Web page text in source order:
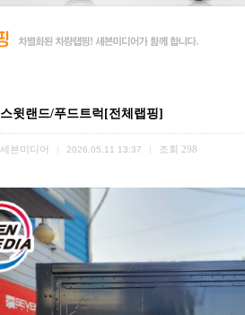
스윗랜드/푸드트럭[전체랩핑]
세븐미디어 2026.05.11 13:37 조회 298